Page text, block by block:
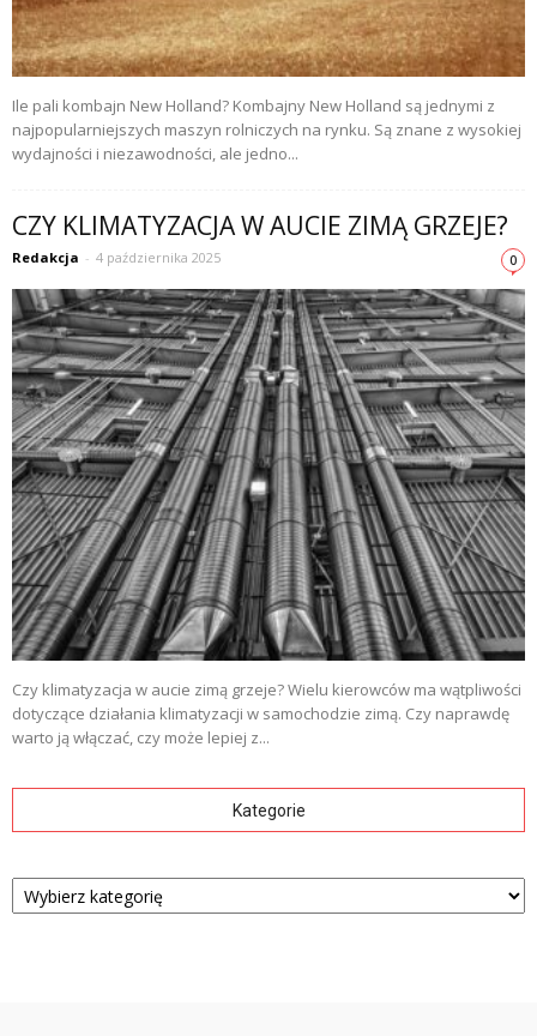
Ile pali kombajn New Holland? Kombajny New Holland są jednymi z
najpopularniejszych maszyn rolniczych na rynku. Są znane z wysokiej
wydajności i niezawodności, ale jedno...
CZY KLIMATYZACJA W AUCIE ZIMĄ GRZEJE?
Redakcja - 4 października 2025 0
Czy klimatyzacja w aucie zimą grzeje? Wielu kierowców ma wątpliwości
dotyczące działania klimatyzacji w samochodzie zimą. Czy naprawdę
warto ją włączać, czy może lepiej z...
Kategorie
Kategorie